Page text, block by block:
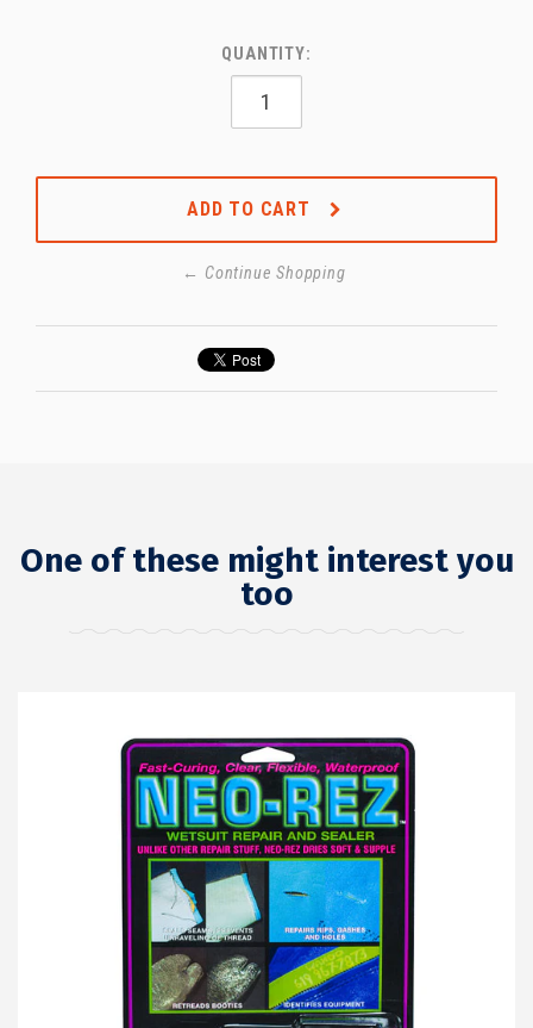
QUANTITY:
ADD TO CART
← Continue Shopping
One of these might interest you
too